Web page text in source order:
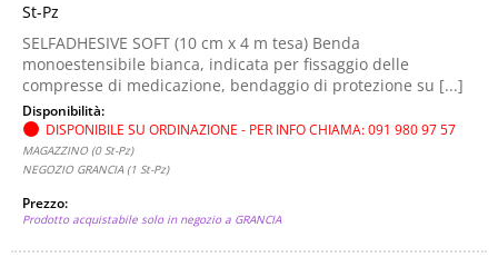
St-Pz
SELFADHESIVE SOFT (10 cm x 4 m tesa) Benda
monoestensibile bianca, indicata per fissaggio delle
compresse di medicazione, bendaggio di protezione su [...]
Disponibilità:
DISPONIBILE SU ORDINAZIONE - PER INFO CHIAMA: 091 980 97 57
MAGAZZINO (0 St-Pz)
NEGOZIO GRANCIA (1 St-Pz)
Prezzo:
Prodotto acquistabile solo in negozio a GRANCIA